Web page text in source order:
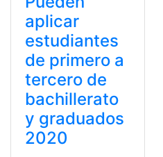
aplicar
estudiantes
de primero a
tercero de
bachillerato
y graduados
2020